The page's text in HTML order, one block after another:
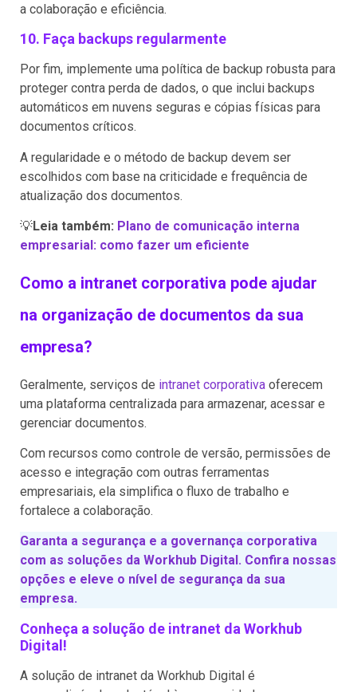
a colaboração e eficiência.
10. Faça backups regularmente
Por fim, implemente uma política de backup robusta para
proteger contra perda de dados, o que inclui backups
automáticos em nuvens seguras e cópias físicas para
documentos críticos.
A regularidade e o método de backup devem ser
escolhidos com base na criticidade e frequência de
atualização dos documentos.
💡Leia também: Plano de comunicação interna
empresarial: como fazer um eficiente
Como a intranet corporativa pode ajudar
na organização de documentos da sua
empresa?
Geralmente, serviços de intranet corporativa oferecem
uma plataforma centralizada para armazenar, acessar e
gerenciar documentos.
Com recursos como controle de versão, permissões de
acesso e integração com outras ferramentas
empresariais, ela simplifica o fluxo de trabalho e
fortalece a colaboração.
Garanta a segurança e a governança corporativa
com as soluções da Workhub Digital. Confira nossas
opções e eleve o nível de segurança da sua
empresa.
Conheça a solução de intranet da Workhub
Digital!
A solução de intranet da Workhub Digital é